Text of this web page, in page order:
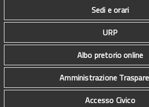
Sedi e orari
URP
Albo pretorio online
Amministrazione
Accesso Civico